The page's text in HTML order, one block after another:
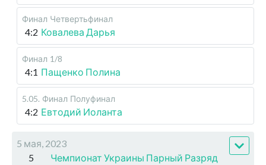
Финал Четвертьфинал
4:2 Ковалева Дарья
Финал 1/8
4:1 Пащенко Полина
5.05. Финал Полуфинал
4:2 Евтодий Иоланта
5 мая, 2023
5
Чемпионат Украины Парный Разряд